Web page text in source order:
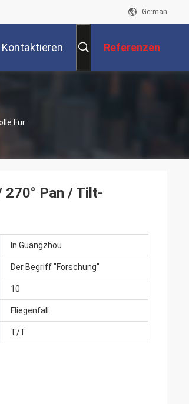
German
Kontaktieren Referenzen
Für
270° Pan / Tilt-
In Guangzhou
Der Begriff "Forschung"
10
Fliegenfall
T/T